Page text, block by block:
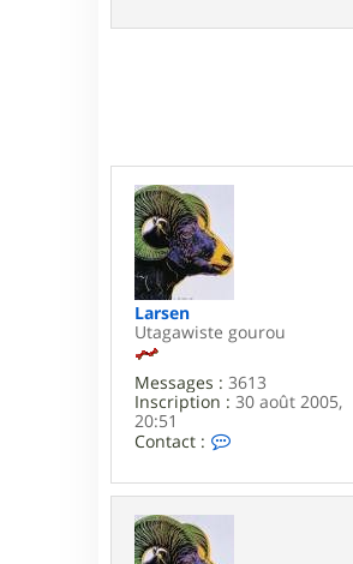
Larsen
Utagawiste gourou
Messages : 3613
Inscription : 30 août 2005,
20:51
Contact :
n
t
a